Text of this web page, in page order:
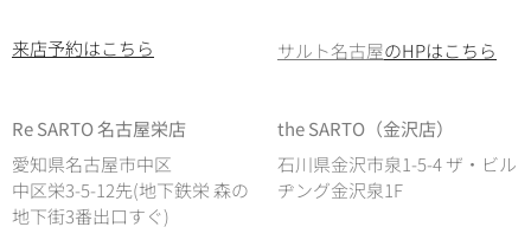
来店予約はこちら サルト名古屋のHPはこちら
Re SARTO 名古屋栄店
愛知県名古屋市中区
中区栄3-5-12先(地下鉄栄 森の
地下街3番出口すぐ)
the SARTO（金沢店）
石川県金沢市泉1-5-4 ザ・ビル
ヂング金沢泉1F